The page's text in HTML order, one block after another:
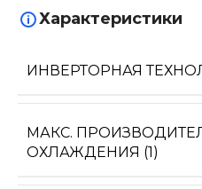
Характеристики
ИНВЕРТОРНАЯ
МАКС.
ОХЛАЖДЕНИЯ (1)